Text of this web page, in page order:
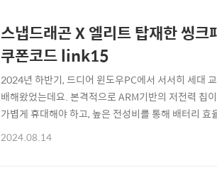
스냅드래곤 X 엘리트 탑재한 씽크패
쿠폰코드 link15
2024년 하반기, 드디어 윈도우PC에서 서서히 세대
배해왔었는데요. 본격적으로 ARM기반의 저전력 칩
가볍게 휴대해야 하고, 높은 전성비를 통해 배터리
같습니다. 인텔 CPU가 아닌 퀄텀 스냅드래곤 X 엘
2024.08.14